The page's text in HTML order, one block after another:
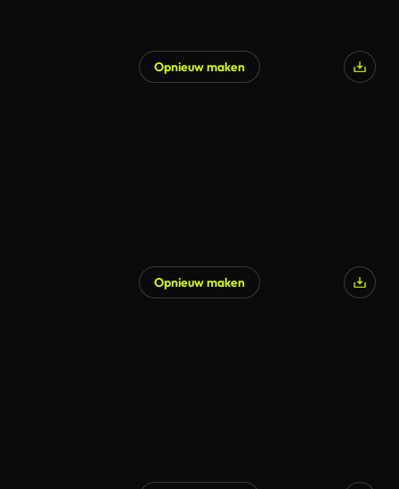
Opnieuw maken
Opnieuw maken